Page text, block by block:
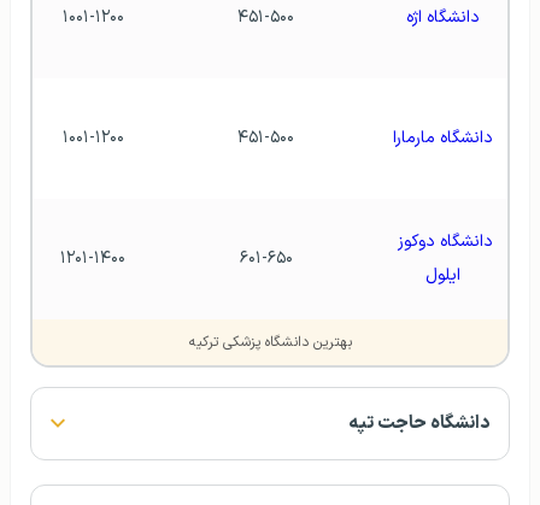
دانشگاه اژه ۴۵۱-۵۰۰ ۱۰۰۱-۱۲۰۰
دانشگاه مارمارا ۴۵۱-۵۰۰ ۱۰۰۱-۱۲۰۰
ایلول
۶۰۱-۶۵۰ ۱۲۰۱-۱۴۰۰
بهترین دانشگاه پزشکی ترکیه
دانشگاه حاجت تپه